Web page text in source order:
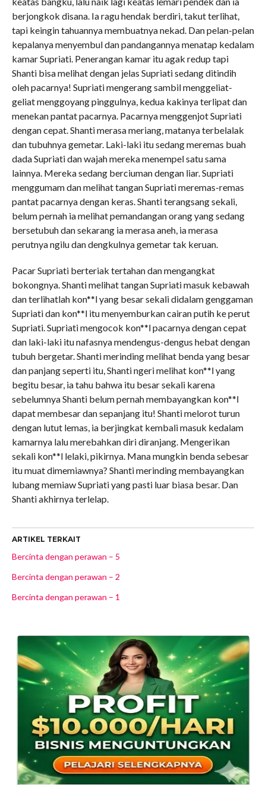
berjongkok disana. Ia ragu hendak berdiri, takut terlihat,
tapi keingin tahuannya membuatnya nekad. Dan pelan-pelan
kepalanya menyembul dan pandangannya menatap kedalam
kamar Supriati. Penerangan kamar itu agak redup tapi
Shanti bisa melihat dengan jelas Supriati sedang ditindih
oleh pacarnya! Supriati mengerang sambil menggeliat-
geliat menggoyang pinggulnya, kedua kakinya terlipat dan
menekan pantat pacarnya. Pacarnya menggenjot Supriati
dengan cepat. Shanti merasa meriang, matanya terbelalak
dan tubuhnya gemetar. Laki-laki itu sedang meremas buah
dada Supriati dan wajah mereka menempel satu sama
lainnya. Mereka sedang berciuman dengan liar. Supriati
menggumam dan melihat tangan Supriati meremas-remas
pantat pacarnya dengan keras. Shanti terangsang sekali,
belum pernah ia melihat pemandangan orang yang sedang
bersetubuh dan sekarang ia merasa aneh, ia merasa
perutnya ngilu dan dengkulnya gemetar tak keruan.
Pacar Supriati berteriak tertahan dan mengangkat
bokongnya. Shanti melihat tangan Supriati masuk kebawah
dan terlihatlah kon**l yang besar sekali didalam genggaman
Supriati dan kon**l itu menyemburkan cairan putih ke perut
Supriati. Supriati mengocok kon**l pacarnya dengan cepat
dan laki-laki itu nafasnya mendengus-dengus hebat dengan
tubuh bergetar. Shanti merinding melihat benda yang besar
dan panjang seperti itu, Shanti ngeri melihat kon**l yang
begitu besar, ia tahu bahwa itu besar sekali karena
sebelumnya Shanti belum pernah membayangkan kon**l
dapat membesar dan sepanjang itu! Shanti melorot turun
dengan lutut lemas, ia berjingkat kembali masuk kedalam
kamarnya lalu merebahkan diri diranjang. Mengerikan
sekali kon**l lelaki, pikirnya. Mana mungkin benda sebesar
itu muat dimemiawnya? Shanti merinding membayangkan
lubang memiaw Supriati yang pasti luar biasa besar. Dan
Shanti akhirnya terlelap.
ARTIKEL TERKAIT
Bercinta dengan perawan – 5
Bercinta dengan perawan – 2
Bercinta dengan perawan – 1